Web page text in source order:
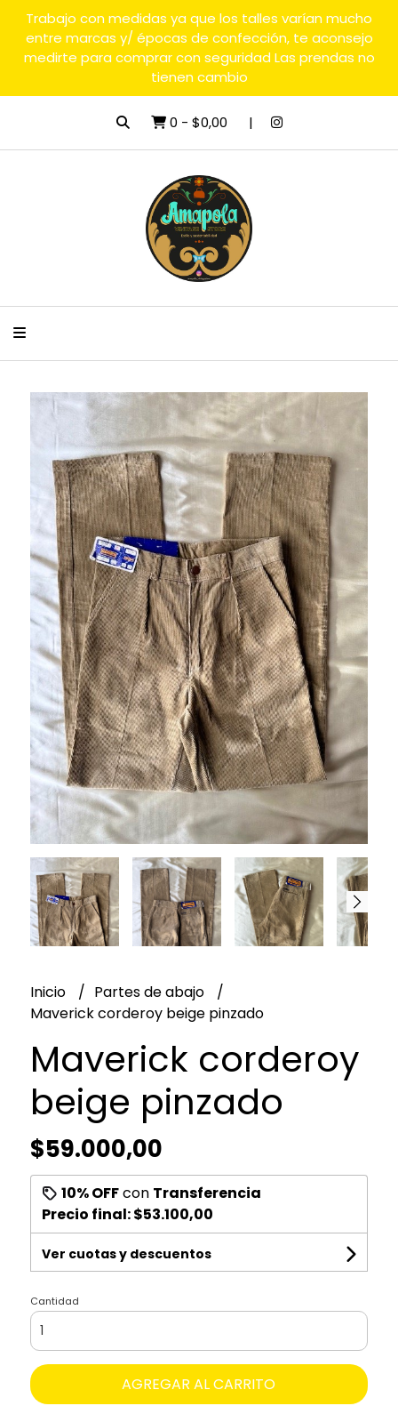
Trabajo con medidas ya que los talles varían mucho
entre marcas y/ épocas de confección, te aconsejo
medirte para comprar con seguridad Las prendas no
tienen cambio
0 - $0,00
Inicio
Partes de abajo
Maverick corderoy beige pinzado
Maverick corderoy
beige pinzado
$59.000,00
10% OFFcon Transferencia
Precio final:$53.100,00
Ver cuotas y descuentos
Cantidad
AGREGAR AL CARRITO